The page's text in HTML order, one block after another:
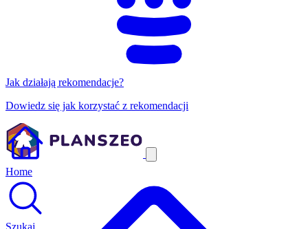
Jak działają rekomendacje?
Dowiedz się jak korzystać z rekomendacji
Home
Szukaj